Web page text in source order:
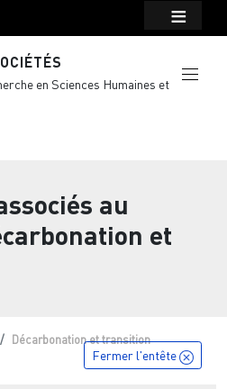
en Sciences Humaines et
au
et
Décarbonation et transition
Fermer l'entête